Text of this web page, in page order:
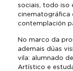
sociais, todo iso
cinematográfica
contemplación
No marco da
ademais dúas
vila: alumnado
Artístico e